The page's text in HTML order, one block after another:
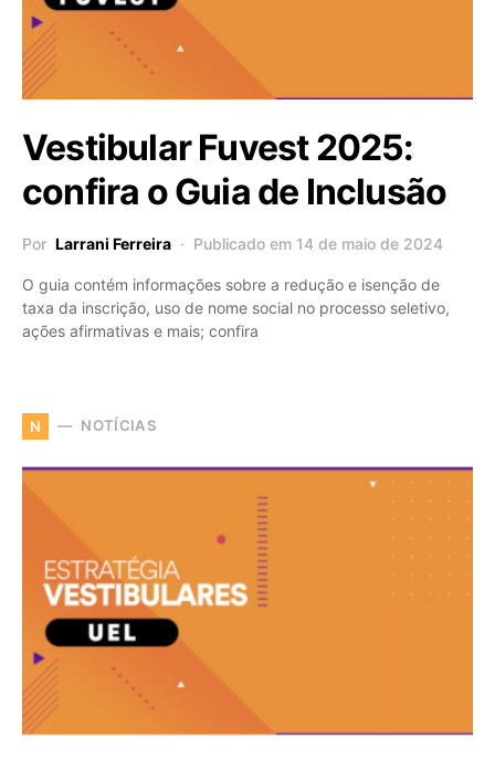
Vestibular Fuvest 2025:
confira o Guia de Inclusão
Por Larrani Ferreira Publicado em 14 de maio de 2024
O guia contém informações sobre a redução e isenção de
taxa da inscrição, uso de nome social no processo seletivo,
ações afirmativas e mais; confira
N NOTÍCIAS